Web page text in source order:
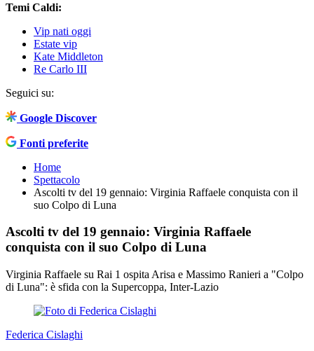
Temi Caldi:
Vip nati oggi
Estate vip
Kate Middleton
Re Carlo III
Seguici su:
Google Discover
Fonti preferite
Home
Spettacolo
Ascolti tv del 19 gennaio: Virginia Raffaele conquista con il
suo Colpo di Luna
Ascolti tv del 19 gennaio: Virginia Raffaele
conquista con il suo Colpo di Luna
Virginia Raffaele su Rai 1 ospita Arisa e Massimo Ranieri a "Colpo
di Luna": è sfida con la Supercoppa, Inter-Lazio
Federica Cislaghi